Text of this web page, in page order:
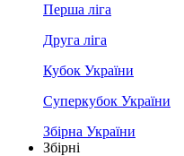
Перша ліга
Друга ліга
Кубок України
Суперкубок України
Збірна України
Збірні